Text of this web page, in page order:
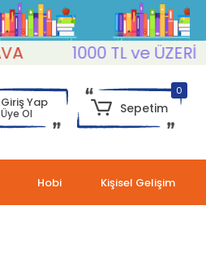
1000 TL ve ÜZERİ
Giriş Yap
Üye Ol
0
Sepetim
Hobi Kişisel Gelişim